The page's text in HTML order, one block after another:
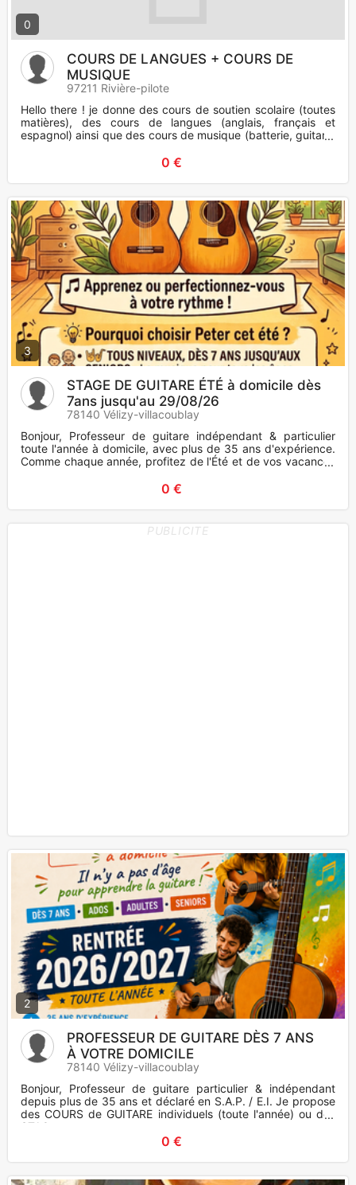
0
COURS DE LANGUES + COURS DE
MUSIQUE
97211 Rivière-pilote
Hello there ! je donne des cours de soutien scolaire (toutes
matières), des cours de langues (anglais, français et
espagnol) ainsi que des cours de musique (batterie, guitare,
0 €
3
STAGE DE GUITARE ÉTÉ à domicile dès
7ans jusqu'au 29/08/26
78140 Vélizy-villacoublay
Bonjour, Professeur de guitare indépendant & particulier
toute l'année à domicile, avec plus de 35 ans d'expérience.
Comme chaque année, profitez de l'Été et de vos vacances
0 €
PUBLICITE
2
PROFESSEUR DE GUITARE DÈS 7 ANS
À VOTRE DOMICILE
78140 Vélizy-villacoublay
Bonjour, Professeur de guitare particulier & indépendant
depuis plus de 35 ans et déclaré en S.A.P. / E.I. Je propose
des COURS de GUITARE individuels (toute l'année) ou des
STAG
0 €